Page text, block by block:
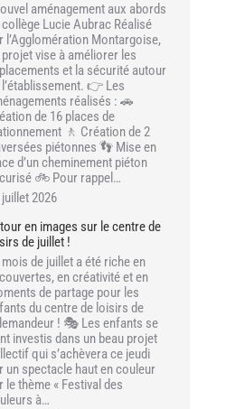
aménagement aux abords
Lucie Aubrac Réalisé
l’Agglomération Montargoise,
vise à améliorer les
et la sécurité autour
👉 Les
réalisés : 🚗
de 16 places de
🚶 Création de 2
piétonnes 👣 Mise en
d’un cheminement piéton
🚲 Pour rappel…
2026
en images sur le centre de
de juillet !
mois de juillet a été riche en
en créativité et en
de partage pour les
du centre de loisirs de
! 🎭 Les enfants se
investis dans un beau projet
qui s’achèvera ce jeudi
un spectacle haut en couleur
le thème « Festival des
à…